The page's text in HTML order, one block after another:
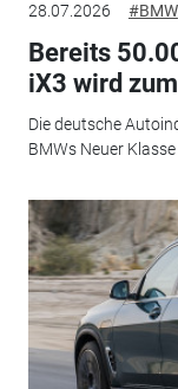
28.07.2026 #BMW
Bereits
iX3 wird
Die deutsche
BMWs Neuer